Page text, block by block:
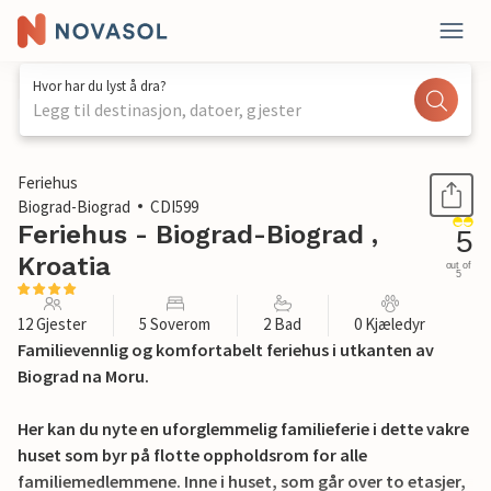
Hvor har du lyst å dra?
Legg til destinasjon, datoer, gjester
1 / 30
Feriehus
Biograd-Biograd
CDI599
Feriehus - Biograd-Biograd ,
Kroatia
5
out of
5
12 Gjester 5 Soverom 2 Bad 0 Kjæledyr
Familievennlig og komfortabelt feriehus i utkanten av
Biograd na Moru.
Her kan du nyte en uforglemmelig familieferie i dette vakre
huset som byr på flotte oppholdsrom for alle
familiemedlemmene. Inne i huset, som går over to etasjer,